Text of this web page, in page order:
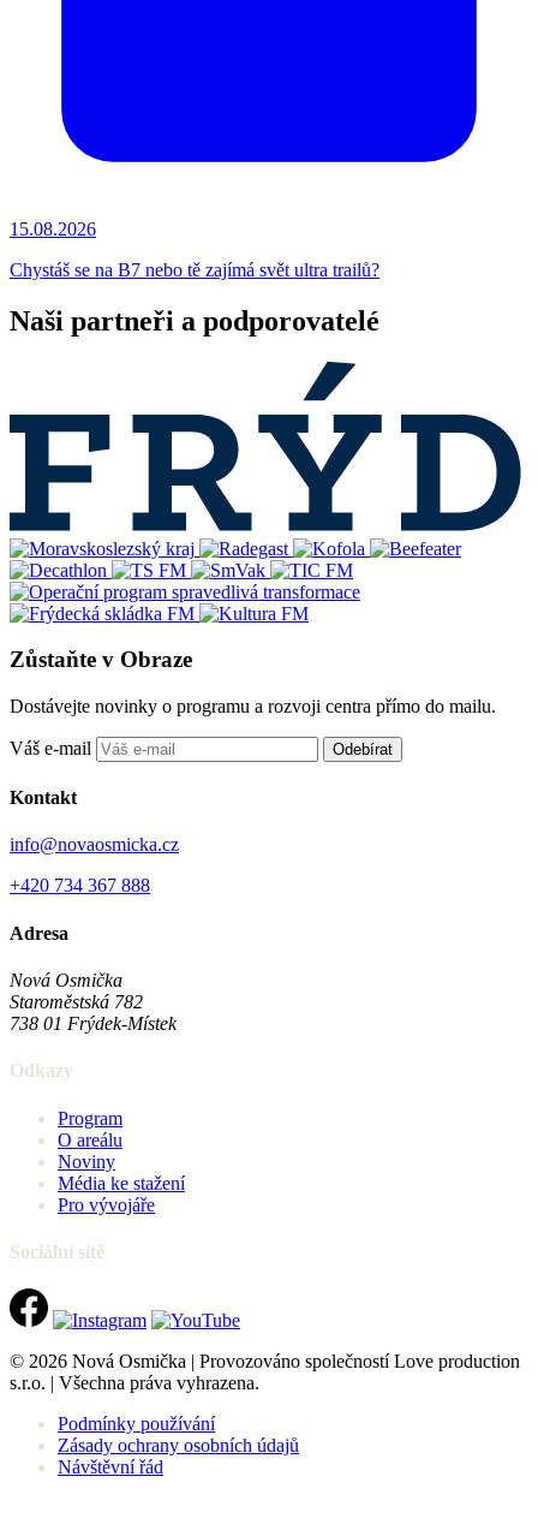
15.08.2026
Chystáš se na B7 nebo tě zajímá svět ultra trailů?
Naši partneři a podporovatelé
Zůstaňte v Obraze
Dostávejte novinky o programu a rozvoji centra přímo do mailu.
Váš e-mail Odebírat
Kontakt
info@novaosmicka.cz
+420 734 367 888
Adresa
Nová Osmička
Staroměstská 782
738 01 Frýdek-Místek
Odkazy
Program
O areálu
Noviny
Média ke stažení
Pro vývojáře
Sociální sítě
© 2026 Nová Osmička | Provozováno společností Love production
s.r.o. | Všechna práva vyhrazena.
Podmínky používání
Zásady ochrany osobních údajů
Návštěvní řád